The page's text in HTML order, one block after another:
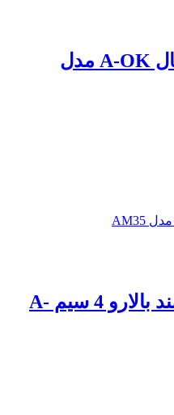
ریموت پرده برقی 2 کانال A-OK مدل
موتور پرده برقی هوشمند بالارو 4 سیم A-